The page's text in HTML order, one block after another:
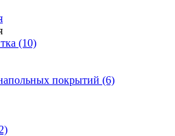
(10)
покрытий (6)